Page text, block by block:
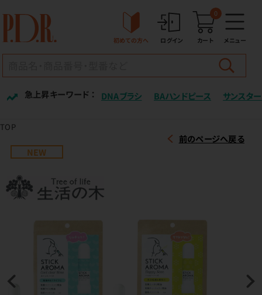
初めての方へ ログイン カート
0
メニュー
急上昇キーワード ： DNAブラシ BAハンドピース サンスター
TOP
前のページへ戻る
NEW